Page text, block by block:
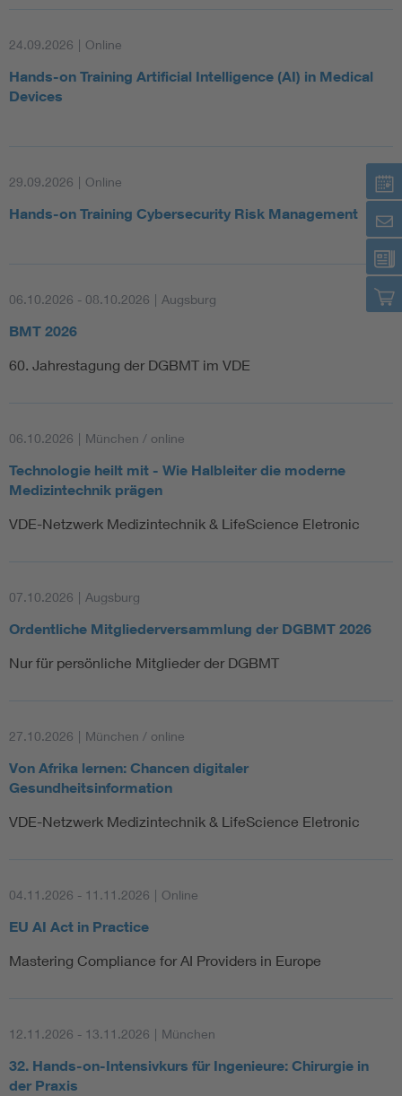
24.09.2026 | Online
Hands-on Training Artificial Intelligence (AI) in Medical
Devices
29.09.2026 | Online
Hands-on Training Cybersecurity Risk Management
06.10.2026 - 08.10.2026 | Augsburg
BMT 2026
60. Jahrestagung der DGBMT im VDE
06.10.2026 | München / online
Technologie heilt mit - Wie Halbleiter die moderne
Medizintechnik prägen
VDE-Netzwerk Medizintechnik & LifeScience Eletronic
07.10.2026 | Augsburg
Ordentliche Mitgliederversammlung der DGBMT 2026
Nur für persönliche Mitglieder der DGBMT
27.10.2026 | München / online
Von Afrika lernen: Chancen digitaler
Gesundheitsinformation
VDE-Netzwerk Medizintechnik & LifeScience Eletronic
04.11.2026 - 11.11.2026 | Online
EU AI Act in Practice
Mastering Compliance for AI Providers in Europe
12.11.2026 - 13.11.2026 | München
32. Hands-on-Intensivkurs für Ingenieure: Chirurgie in
der Praxis